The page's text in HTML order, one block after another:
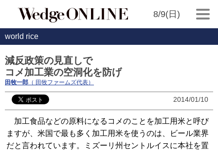
8/9(日)
world rice
減反政策の見直しで
コメ加工業の空洞化を防げ
田牧一郎 （ 田牧ファームズ代表）
2014/01/10
加工食品などの原料になるコメのことを加工用米と呼び
ますが、米国で最も多く加工用米を使うのは、ビール業界
だと言われています。ミズーリ州セントルイスに本社を置